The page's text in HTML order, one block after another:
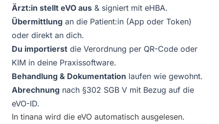
Ärzt:in stellt eVO aus & signiert mit eHBA.
Übermittlung an die Patient:in (App oder Token)
oder direkt an dich.
Du importierst die Verordnung per QR-Code oder
KIM in deine Praxissoftware.
Behandlung & Dokumentation laufen wie gewohnt.
Abrechnung nach §302 SGB V mit Bezug auf die
eVO-ID.
In tinana wird die eVO automatisch ausgelesen.